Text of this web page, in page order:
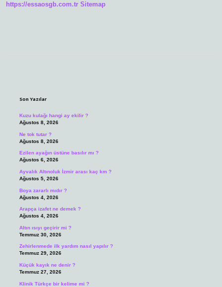
https://essaosgb.com.tr Sitemap
Son Yazılar
Kuzu kulağı hangi ay ekilir ?
Ağustos 8, 2026
Ne tok tutar ?
Ağustos 8, 2026
Ezilen ayağın üstüne basılır mı ?
Ağustos 6, 2026
Ayvalık Altınoluk İzmir arası kaç km ?
Ağustos 5, 2026
Boya zararlı mıdır ?
Ağustos 4, 2026
Arapça izafet ne demek ?
Ağustos 4, 2026
Altın ısıyı geçirir mi ?
Temmuz 30, 2026
Zehirlenmede ilk yardım nasıl yapılır ?
Temmuz 29, 2026
Küçük kayık ne denir ?
Temmuz 27, 2026
Klinik Türkçe bir kelime mi ?